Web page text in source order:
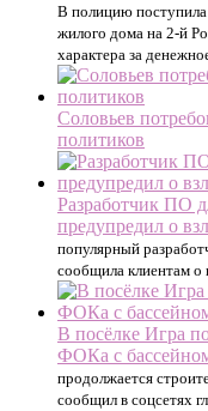
В полицию
жилого дома на 2-й
характера за
Соловьев
политиков
Разработчик ПО
предупредил о
популярный
сообщила клиентам
В посёлке Игра
ФОКа с
продолжается
сообщил в соцсетях